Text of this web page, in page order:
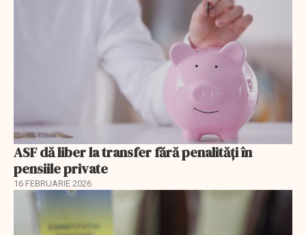
ASF dă liber la transfer fără penalități în
pensiile private
16 FEBRUARIE 2026